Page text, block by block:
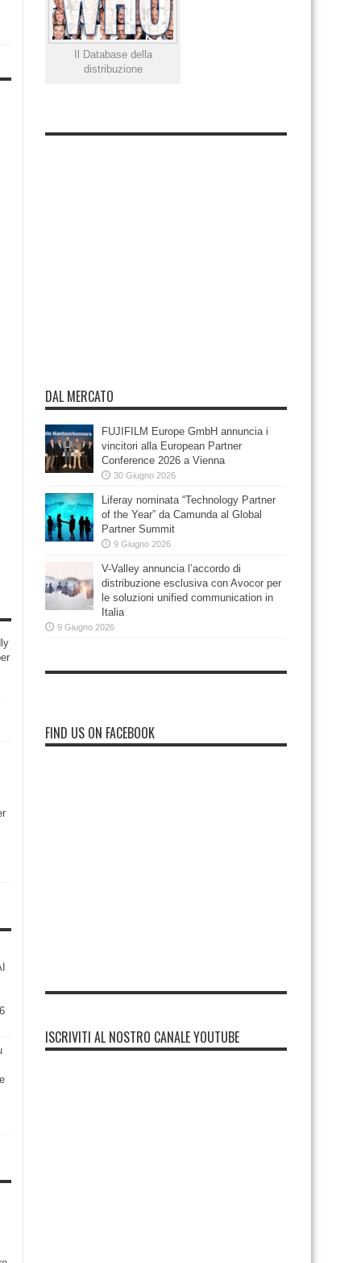
Il Database della
distribuzione
DAL MERCATO
FUJIFILM Europe GmbH annuncia i
vincitori alla European Partner
Conference 2026 a Vienna
30 Giugno 2026
Liferay nominata “Technology Partner
of the Year” da Camunda al Global
Partner Summit
9 Giugno 2026
V-Valley annuncia l’accordo di
distribuzione esclusiva con Avocor per
le soluzioni unified communication in
Italia
9 Giugno 2026
FIND US ON FACEBOOK
ISCRIVITI AL NOSTRO CANALE YOUTUBE